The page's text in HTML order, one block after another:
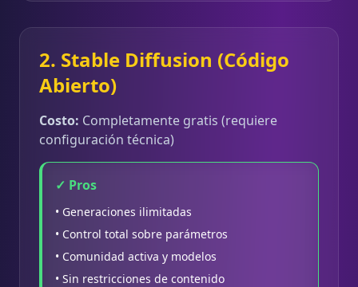
2. Stable Diffusion (Código
Abierto)
Costo: Completamente gratis (requiere
configuración técnica)
✓ Pros
• Generaciones ilimitadas
• Control total sobre parámetros
• Comunidad activa y modelos
• Sin restricciones de contenido